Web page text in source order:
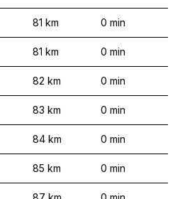
81 km 0 min
81 km 0 min
82 km 0 min
83 km 0 min
84 km 0 min
85 km 0 min